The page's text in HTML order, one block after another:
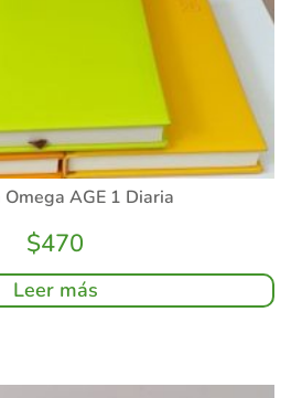
AGE 1 Diaria
$470
Leer más